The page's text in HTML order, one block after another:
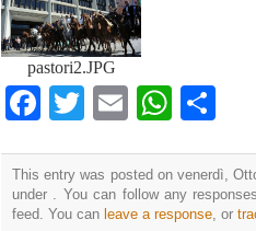
pastori2.JPG
Facebook
TwitterEmail
This entry was posted on venerdì,
under . You can follow any
feed. You can leave a response, or